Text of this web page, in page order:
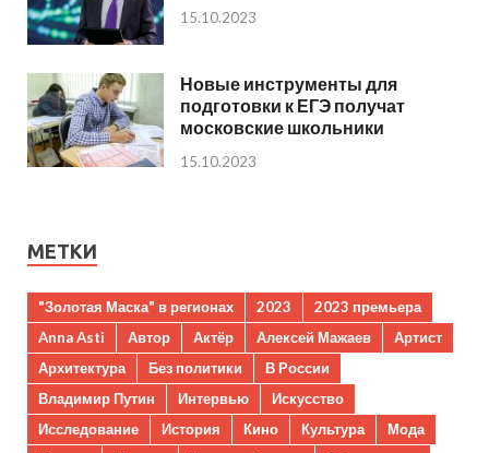
15.10.2023
Новые инструменты для
подготовки к ЕГЭ получат
московские школьники
15.10.2023
МЕТКИ
"Золотая Маска" в регионах 2023
2023 премьера
Anna Asti
Автор Актёр Алексей Мажаев
Артист
Архитектура
Без политики
В России
Владимир Путин
Интервью
Искусство
Исследование
История Кино Культура
Мода